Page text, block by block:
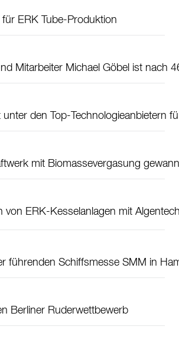
ERK Tube-Produktion
Mitarbeiter Michael Göbel ist nach
unter den Top-Technologieanbietern
mit Biomassevergasung
von ERK-Kesselanlagen mit
führenden Schiffsmesse SMM in
Berliner Ruderwettbewerb